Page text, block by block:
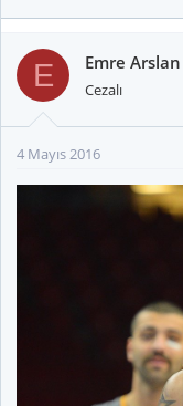
E Emre Arslan
Cezalı
4 Mayıs 2016